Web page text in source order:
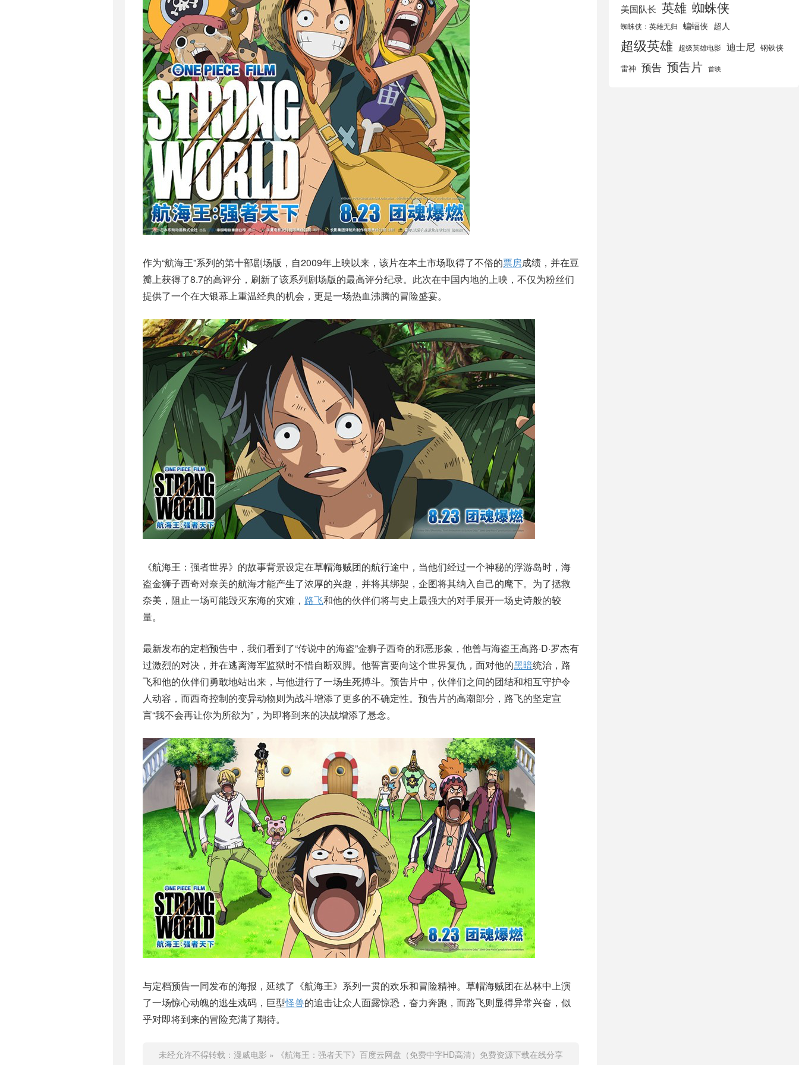
作为“航海王”系列的第十部剧场版，自2009年上映以来，该片在本土市场取得了不俗的票房成绩，并在豆
瓣上获得了8.7的高评分，刷新了该系列剧场版的最高评分纪录。此次在中国内地的上映，不仅为粉丝们
提供了一个在大银幕上重温经典的机会，更是一场热血沸腾的冒险盛宴。
《航海王：强者世界》的故事背景设定在草帽海贼团的航行途中，当他们经过一个神秘的浮游岛时，海
盗金狮子西奇对奈美的航海才能产生了浓厚的兴趣，并将其绑架，企图将其纳入自己的麾下。为了拯救
奈美，阻止一场可能毁灭东海的灾难， 路飞和他的伙伴们将与史上最强大的对手展开一场史诗般的较
量。
最新发布的定档预告中，我们看到了“传说中的海盗”金狮子西奇的邪恶形象，他曾与海盗王高路·D·罗杰有
过激烈的对决，并在逃离海军监狱时不惜自断双脚。他誓言要向这个世界复仇，面对他的黑暗统治，路
飞和他的伙伴们勇敢地站出来，与他进行了一场生死搏斗。预告片中，伙伴们之间的团结和相互守护令
人动容，而西奇控制的变异动物则为战斗增添了更多的不确定性。预告片的高潮部分，路飞的坚定宣
言“我不会再让你为所欲为”，为即将到来的决战增添了悬念。
与定档预告一同发布的海报，延续了《航海王》系列一贯的欢乐和冒险精神。草帽海贼团在丛林中上演
了一场惊心动魄的逃生戏码，巨型怪兽的追击让众人面露惊恐，奋力奔跑，而路飞则显得异常兴奋，似
乎对即将到来的冒险充满了期待。
未经允许不得转载： 漫威电影 » 《航海王：强者天下》百度云网盘（免费中字HD高清）免费资源下载在线分享
美国队长 英雄 蜘蛛侠
蜘蛛侠：英雄无归 蝙蝠侠 超人
超级英雄 超级英雄电影 迪士尼 钢铁侠
雷神 预告 预告片 首映